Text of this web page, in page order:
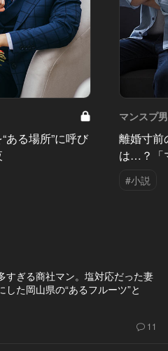
ある場所”に呼び
マンスプ
離婚寸前
は…？「
#小説
すぎる商社マン。塩対応だった妻
した岡山県の“あるフルーツ”と
11